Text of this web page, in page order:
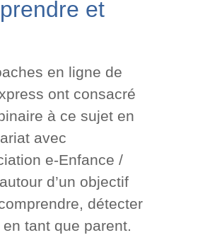
et
en ligne de
ont consacré
à ce sujet en
avec
e-Enfance /
d’un objectif
détecter
tant que parent.